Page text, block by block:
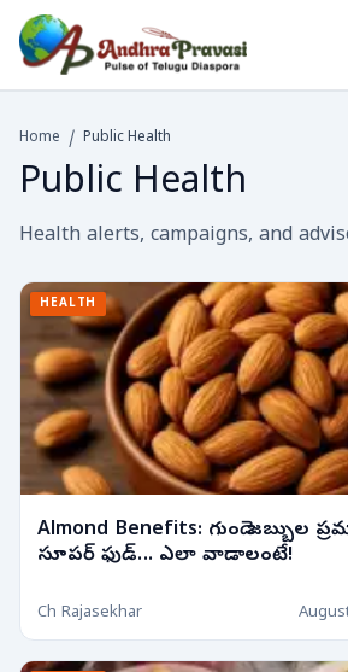
Home / Public Health
Public Health
Health alerts, campaigns, and
HEALTH
Almond Benefits: గుండె జబ్బుల
సూపర్ ఫుడ్... ఎలా వాడాలంటే!
Ch Rajasekhar